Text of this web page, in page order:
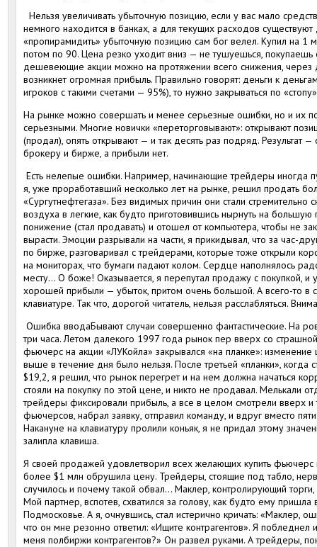
Нельзя увеличивать убыточную позицию, если у вас мало
немного находится в банках, а для текущих расходов существуют
«пропирамидить» убыточную позицию сам бог велел. Купил на 1
потом по 90. Цена резко уходит вниз — не тушуешься,
дешевеющие акции можно на протяжении всего снижения, через
возникнет огромная прибыль. Правильно говорят: деньги к
игроков с такими счетами — 95%), то нужно закрываться по
На рынке можно совершать и менее серьезные ошибки, но и их
серьезными. Многие новички «переторговывают»: открывают
(продал), опять открывают — и так десять раз подряд. Результат
брокеру и бирже, а прибыли нет.
Есть нелепые ошибки. Например, начинающие трейдеры иногда
я, уже проработавший несколько лет на рынке, решил продать
«Сургутнефтегаза». Без видимых причин они стали
воздуха в легкие, как будто приготовившись нырнуть на большую
понижение (стал продавать) и отошел от компьютера, чтобы не
вырасти. Эмоции разрывали на части, я прикидывал, что за час-
по бирже, разговаривал с трейдерами, которые тоже открыли
на мониторах, что бумаги падают колом. Сердце наполнялось
месту… О боже! Оказывается, я перепутал продажу с покупкой, и
хорошей прибыли — убыток, притом очень большой. А всего-то в
клавиатуре. Так что, дорогой читатель, нельзя расслабляться.
Ошибка вводаБывают случаи совершенно фантастические. На
три часа. Летом далекого 1997 года рынок пер вверх со
фьючерс на акции «ЛУКойла» закрывался «на планке»: изменение
выше в течение дня было нельзя. После третьей «планки», когда
$19,2, я решил, что рынок перегрет и на нем должна начаться
стояли на покупку по этой цене, и никто не продавал. Мелькали
трейдеры фиксировали прибыль, а все в целом смотрели вверх и
фьючерсов, набрал заявку, отправил команду, и вдруг вместо
Накануне на клавиатуру пролили коньяк, я не придал этому
залипла клавиша.
Я своей продажей удовлетворил всех желающих купить фьючерс
более $1 млн обрушила цену. Трейдеры, стоящие под табло,
случилось и почему такой обвал… Маклер, контролирующий
Мой партнер, вспотев, схватился за голову, как будто ему
Подмосковье. А я, очнувшись, стал истерично кричать: «Маклер,
что он мне резонно ответил: «Ищите контрагентов». Я побледнел
меня полбиржи контрагентов?» Он развел руками. А трейдеры,